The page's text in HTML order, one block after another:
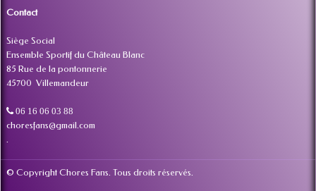
Contact
Siège Social
Ensemble Sportif du Château Blanc
85 Rue de la pontonnerie
45700 Villemandeur
06 16 06 03 88
choresfans@gmail.com
© Copyright Chores Fans. Tous droits réservés.